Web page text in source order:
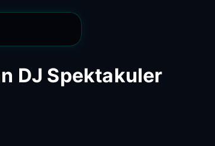
DJ Spektakuler